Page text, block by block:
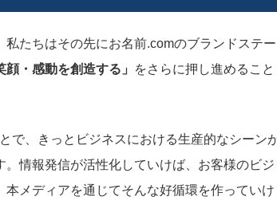
たちはその先にお名前.comのブランドステー
・感動を創造する」
をさらに押し進めること
で、きっとビジネスにおける生産的なシーン
情報発信が活性化していけば、お客様のビジ
メディアを通じてそんな好循環を作っていけ